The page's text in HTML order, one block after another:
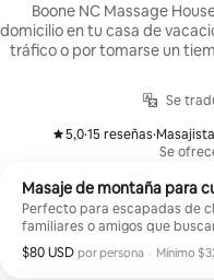
Boone NC Massage
domicilio en tu casa de
tráfico o por tomarse un
Se
5,0
,
·15 reseñas
, ·
Se
Masaje de montaña para
Perfecto para escapadas de
familiares o amigos que buscan relajarse
un masaje personalizado de
alojamiento vacacional.
$80 USD por persona
$80 USD por huésped · Mínimo
,